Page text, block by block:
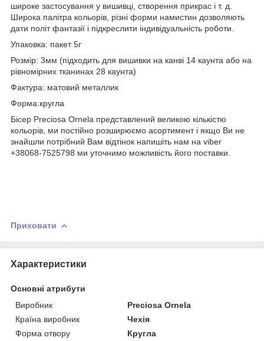
широке застосування у вишивці, створення прикрас і т. д.
Широка палітра кольорів, різні форми намистин дозволяють
дати політ фантазії і підкреслити індивідуальність роботи.
Упаковка: пакет 5г
Розмір: 3мм (підходить для вишивки на канві 14 каунта або на
рівномірних тканинах 28 каунта)
Фактура: матовий металлик
Форма:кругла
Бісер Preciosa Ornela представлений великою кількістю
кольорів, ми постійно розширюємо асортимент і якщо Ви не
знайшли потрібний Вам відтінок напишіть нам на viber
+38068-7525798 ми уточнимо можливість його поставки.
Приховати
Характеристики
Основні атрибути
Виробник
Preciosa Ornela
Країна виробник
Чехія
Форма отвору
Кругла